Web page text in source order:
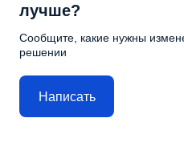
лучше?
Сообщите, какие нужны
решении
Написать